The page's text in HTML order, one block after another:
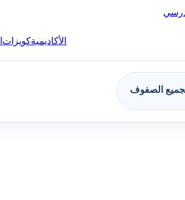
الأكاديميةكويزات
الصفوف